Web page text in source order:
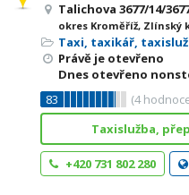
Talichova 3677/14/
okres Kroměříž, Zlínský
Taxi, taxikář,
Právě je otevřeno
Dnes otevřeno
83
(4
Taxislužba,
+420 731 802 280